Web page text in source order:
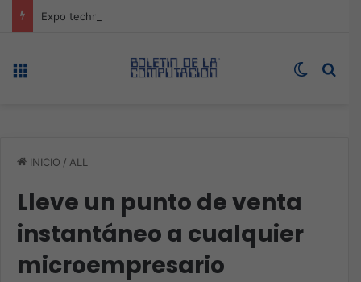
Switch
INICIO / ALL
Lleve un punto de venta
instantáneo a cualquier
microempresario